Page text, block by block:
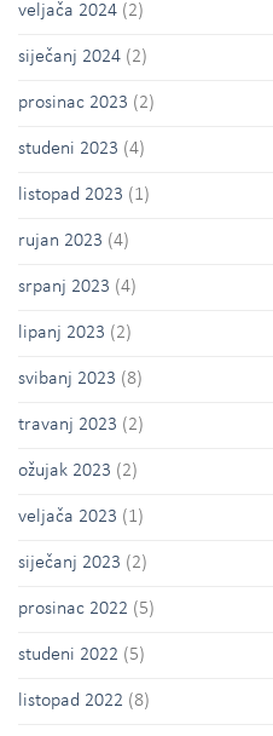
veljača 2024 (2)
siječanj 2024 (2)
prosinac 2023 (2)
studeni 2023 (4)
listopad 2023 (1)
rujan 2023 (4)
srpanj 2023 (4)
lipanj 2023 (2)
svibanj 2023 (8)
travanj 2023 (2)
ožujak 2023 (2)
veljača 2023 (1)
siječanj 2023 (2)
prosinac 2022 (5)
studeni 2022 (5)
listopad 2022 (8)